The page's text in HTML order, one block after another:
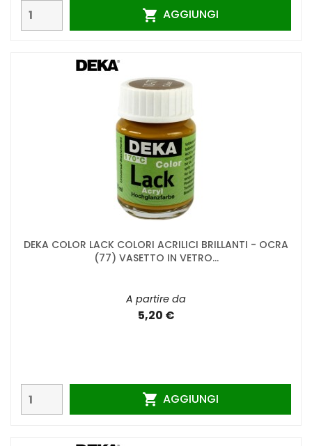
 AGGIUNGI
DEKA COLOR LACK COLORI ACRILICI BRILLANTI - OCRA
(77) VASETTO IN VETRO...
A partire da
5,20 €
 AGGIUNGI